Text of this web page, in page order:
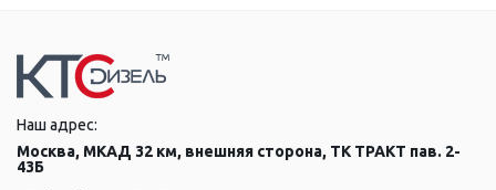
Наш адрес:
Москва, МКАД 32 км, внешняя сторона, ТК ТРАКТ пав. 2-
43Б